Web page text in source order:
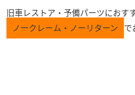
旧車レストア・予備パーツにおす
ノークレーム・ノーリターン
で